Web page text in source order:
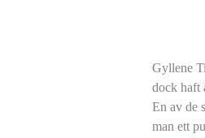
Gyllene
dock haft
En av de
man ett